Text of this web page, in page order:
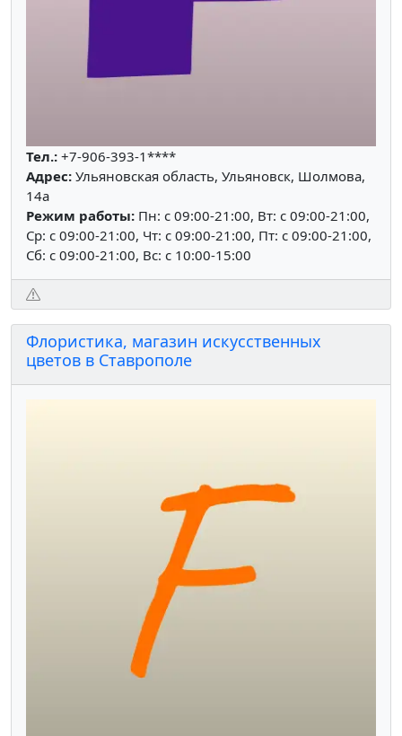
Тел.: +7-906-393-1****
Адрес: Ульяновская область, Ульяновск, Шолмова,
14а
Режим работы: Пн: c 09:00-21:00, Вт: c 09:00-21:00,
Ср: c 09:00-21:00, Чт: c 09:00-21:00, Пт: c 09:00-21:00,
Сб: c 09:00-21:00, Вс: c 10:00-15:00
Флористика, магазин искусственных
цветов в Ставрополе